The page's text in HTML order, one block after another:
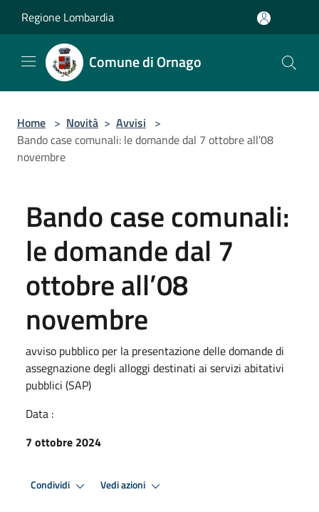
Regione Lombardia
Comune di Ornago
Home > Novità > Avvisi >
Bando case comunali: le domande dal 7 ottobre all’08
novembre
Bando case comunali:
le domande dal 7
ottobre all’08
novembre
avviso pubblico per la presentazione delle domande di
assegnazione degli alloggi destinati ai servizi abitativi
pubblici (SAP)
Data :
7 ottobre 2024
Condividi Vedi azioni